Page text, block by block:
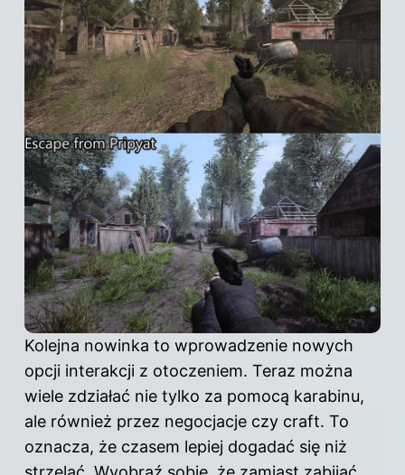
Kolejna nowinka to wprowadzenie nowych
opcji interakcji z otoczeniem. Teraz można
wiele zdziałać nie tylko za pomocą karabinu,
ale również przez negocjacje czy craft. To
oznacza, że czasem lepiej dogadać się niż